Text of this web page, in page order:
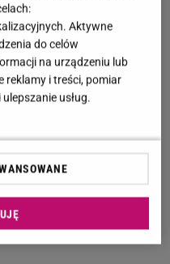
Aktywne
do celów
na urządzeniu lub
reklamy i treści, pomiar
usług.